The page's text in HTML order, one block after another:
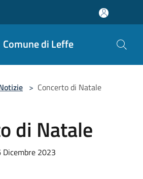
Comune di Leffe
> Concerto di Natale
di Natale
2023